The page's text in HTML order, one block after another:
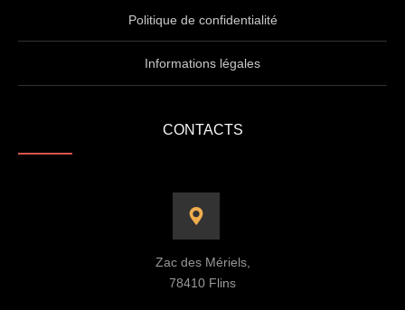
Politique de confidentialité
Informations légales
CONTACTS
Zac des Mériels,
78410 Flins